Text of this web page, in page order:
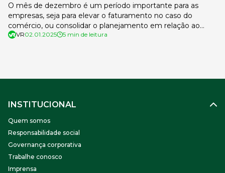
O mês de dezembro é um período importante para as
empresas, seja para elevar o faturamento no caso do
comércio, ou consolidar o planejamento em relação ao
próximo ano. Por outro lado, temos companhias de
VR02.01.2025 5 min de leitura
INSTITUCIONAL
Quem somos
Responsabilidade social
Governança corporativa
Trabalhe conosco
Imprensa